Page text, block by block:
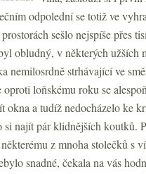
odpolední se totiž ve
sešlo nejspíše přes
obludný, v některých užších
nemilosrdně strhávající ve
oproti loňskému roku se
okna a tudíž nedocházelo ke
najít pár klidnějších koutků.
z mnoha stolečků s
snadné, čekala na vás